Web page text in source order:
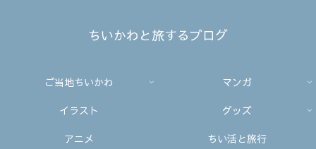
ちいかわと旅するブログ
ご当地ちいかわ
マンガ
イラスト
グッズ
アニメ
ちい活と旅行